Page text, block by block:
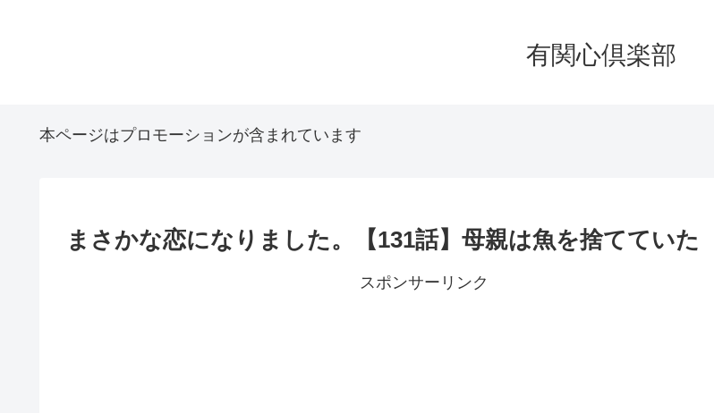
有関心倶楽部
本ページはプロモーションが含まれています
まさかな恋になりました。【131話】母親は魚を捨てていた
スポンサーリンク